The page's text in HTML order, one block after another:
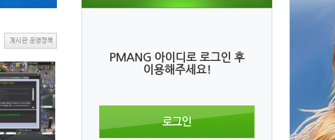
PMANG 아이디로 로그인 후
이용해주세요!